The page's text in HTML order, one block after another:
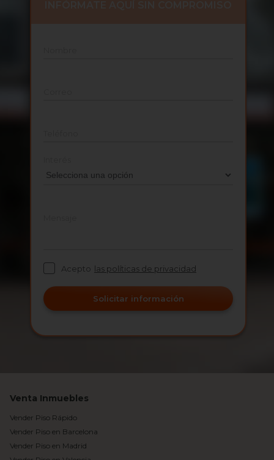
Acepto las políticas de privacidad
Solicitar información
Venta Inmuebles
Vender Piso Rápido
Vender Piso en Barcelona
Vender Piso en Madrid